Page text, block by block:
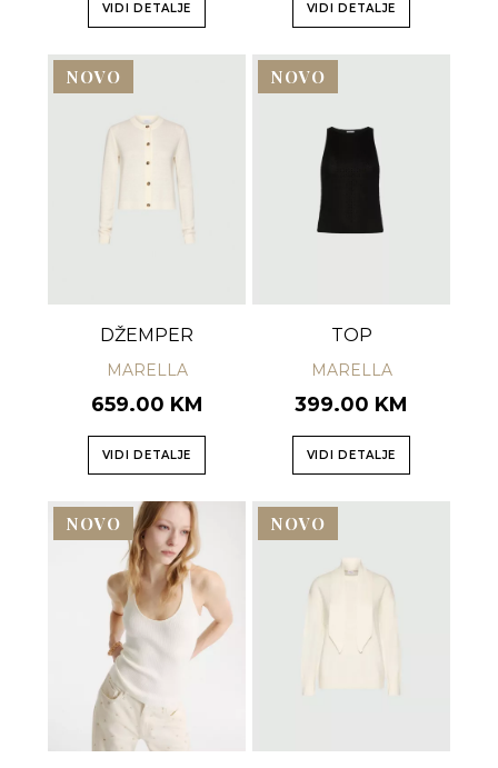
VIDI DETALJE VIDI DETALJE
NOVO
DŽEMPER
MARELLA
659.00 KM
VIDI DETALJE
NOVO
TOP
MARELLA
399.00 KM
VIDI DETALJE
NOVO NOVO